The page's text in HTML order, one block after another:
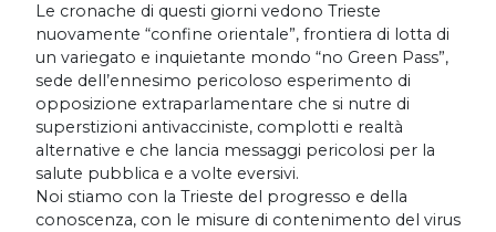
Le cronache di questi giorni vedono Trieste
nuovamente “confine orientale”, frontiera di lotta di
un variegato e inquietante mondo “no Green Pass”,
sede dell’ennesimo pericoloso esperimento di
opposizione extraparlamentare che si nutre di
superstizioni antivacciniste, complotti e realtà
alternative e che lancia messaggi pericolosi per la
salute pubblica e a volte eversivi.
Noi stiamo con la Trieste del progresso e della
conoscenza, con le misure di contenimento del virus